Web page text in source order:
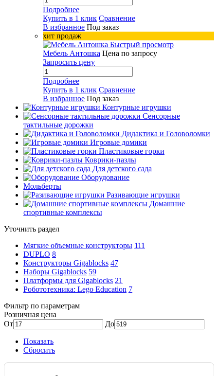
Подробнее
Купить в 1 клик Сравнение
В избранное Под заказ
хит продаж
Быстрый просмотр
Мебель Антошка Цена по запросу
Запросить цену
Подробнее
Купить в 1 клик Сравнение
В избранное Под заказ
Контурные игрушки
Сенсорные
тактильные дорожки
Дидактика и Головоломки
Игровые домики
Пластиковые горки
Коврики-пазлы
Для детского сада
Оборудование
Мольберты
Разивающие игрушки
Домашние
спортивные комплексы
Уточнить раздел
Мягкие объемные конструкторы 111
DUPLO 8
Конструкторы Gigablocks 47
Наборы Gigablocks 59
Платформы для Gigablocks 21
Робототехника: Lego Education 7
Фильтр по параметрам
Розничная цена
От
До
Показать
Сбросить